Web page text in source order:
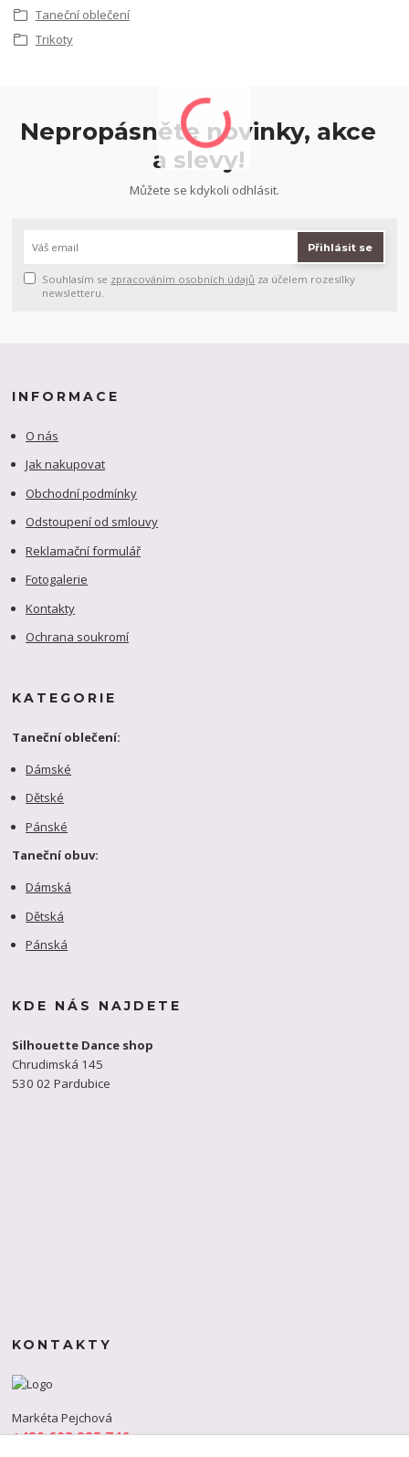
Taneční oblečení
Trikoty
Nepropásněte novinky, akce
a slevy!
Můžete se kdykoli odhlásit.
Přihlásit se
Souhlasím se zpracováním osobních údajů za účelem rozesílky
newsletteru.
INFORMACE
O nás
Jak nakupovat
Obchodní podmínky
Odstoupení od smlouvy
Reklamační formulář
Fotogalerie
Kontakty
Ochrana soukromí
KATEGORIE
Taneční oblečení:
Dámské
Dětské
Pánské
Taneční obuv:
Dámská
Dětská
Pánská
KDE NÁS NAJDETE
Silhouette Dance shop
Chrudimská 145
530 02 Pardubice
KONTAKTY
Markéta Pejchová
+420 603 925 746